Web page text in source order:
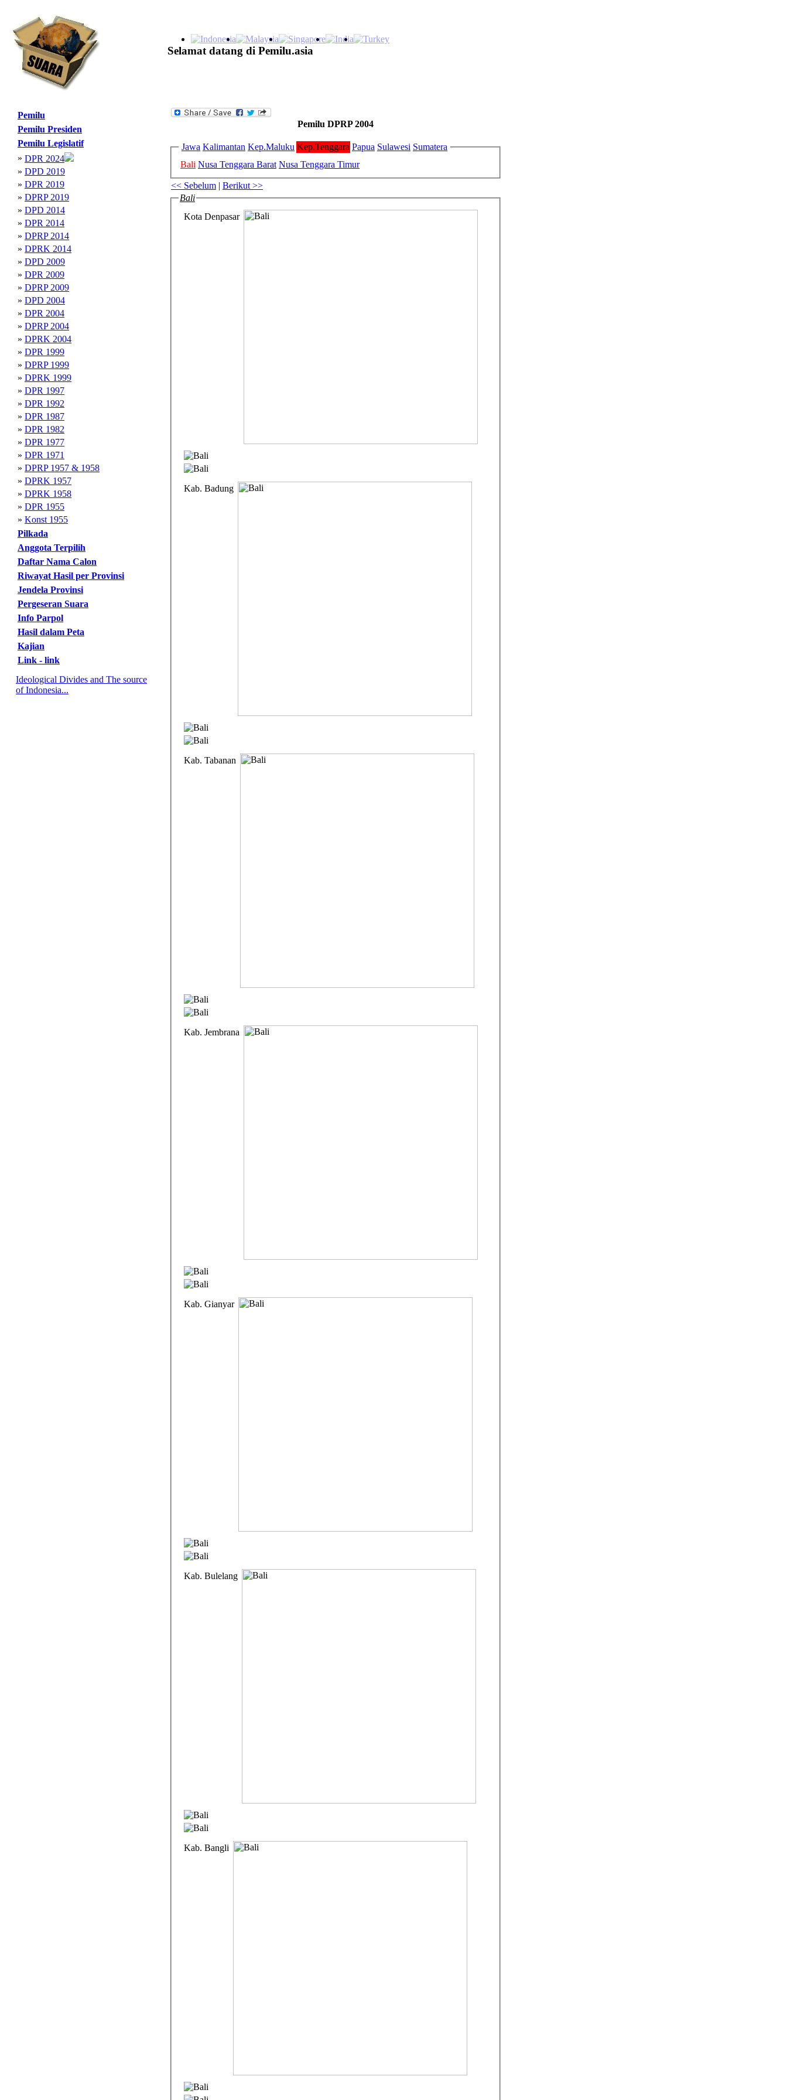
Selamat datang di Pemilu.asia
Pemilu
Pemilu Presiden
Pemilu Legislatif
» DPR 2024
» DPD 2019
» DPR 2019
» DPRP 2019
» DPD 2014
» DPR 2014
» DPRP 2014
» DPRK 2014
» DPD 2009
» DPR 2009
» DPRP 2009
» DPD 2004
» DPR 2004
» DPRP 2004
» DPRK 2004
» DPR 1999
» DPRP 1999
» DPRK 1999
» DPR 1997
» DPR 1992
» DPR 1987
» DPR 1982
» DPR 1977
» DPR 1971
» DPRP 1957 & 1958
» DPRK 1957
» DPRK 1958
» DPR 1955
» Konst 1955
Pilkada
Anggota Terpilih
Daftar Nama Calon
Riwayat Hasil per Provinsi
Jendela Provinsi
Pergeseran Suara
Info Parpol
Hasil dalam Peta
Kajian
Link - link
Ideological Divides and The source
of Indonesia...
Pemilu DPRP 2004
Jawa Kalimantan Kep.Maluku Kep.Tenggara Papua Sulawesi Sumatera
Bali Nusa Tenggara Barat Nusa Tenggara Timur
<< Sebelum | Berikut >>
Bali
Kota Denpasar
Kab. Badung
Kab. Tabanan
Kab. Jembrana
Kab. Gianyar
Kab. Bulelang
Kab. Bangli